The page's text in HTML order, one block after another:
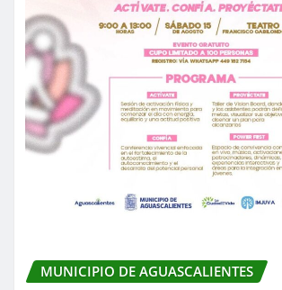
MUNICIPIO DE AGUASCALIENTES